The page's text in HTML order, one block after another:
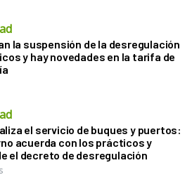
la suspensión de la desregulación
y hay novedades en la tarifa de
el servicio de buques y puertos:
acuerda con los prácticos y
el decreto de desregulación